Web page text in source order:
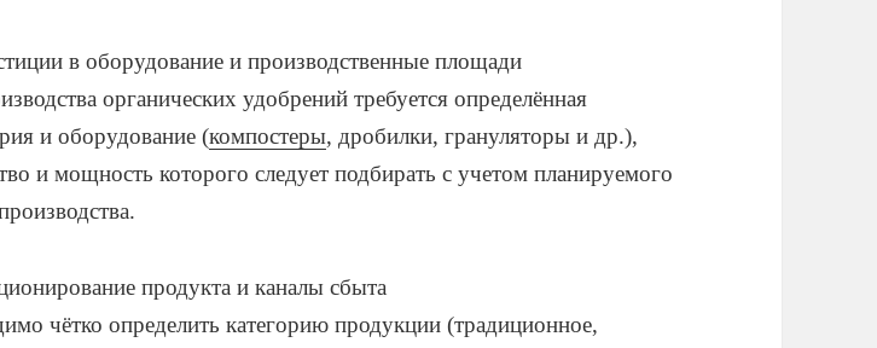
в оборудование и производственные площади
органических удобрений требуется определённая
и оборудование (компостеры, дробилки, грануляторы и др.),
и мощность которого следует подбирать с учетом планируемого
продукта и каналы сбыта
чётко определить категорию продукции (традиционное,